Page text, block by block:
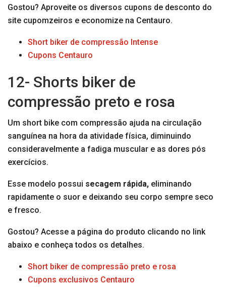
Gostou? Aproveite os diversos cupons de desconto do
site cupomzeiros e economize na Centauro.
Short biker de compressão Intense
Cupons Centauro
12- Shorts biker de
compressão preto e rosa
Um short bike com compressão ajuda na circulação
sanguínea na hora da atividade física, diminuindo
consideravelmente a fadiga muscular e as dores pós
exercícios.
Esse modelo possui secagem rápida, eliminando
rapidamente o suor e deixando seu corpo sempre seco
e fresco.
Gostou? Acesse a página do produto clicando no link
abaixo e conheça todos os detalhes.
Short biker de compressão preto e rosa
Cupons exclusivos Centauro